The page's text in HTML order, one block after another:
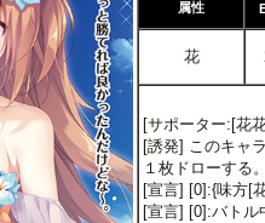
属性
花
[サポーター:[花
[誘発] このキャ
１枚ドローする
[宣言] [0]:{味方[
[宣言] [0]:バトル